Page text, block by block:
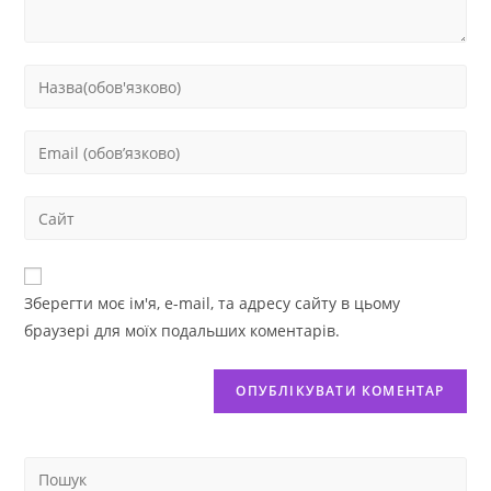
Зберегти моє ім'я, e-mail, та адресу сайту в цьому
браузері для моїх подальших коментарів.